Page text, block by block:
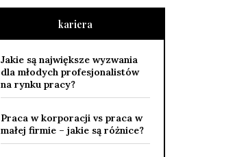
kariera
Jakie są największe wyzwania
dla młodych profesjonalistów
na rynku pracy?
Praca w korporacji vs praca w
małej firmie – jakie są różnice?